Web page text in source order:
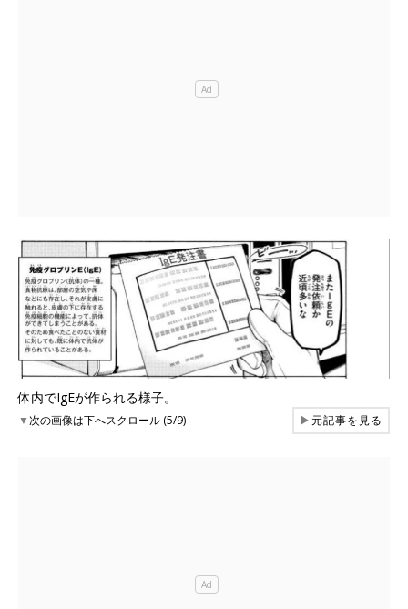
体内でIgEが作られる様子。
▼次の画像は下へスクロール (5/9) ▶元記事を見る